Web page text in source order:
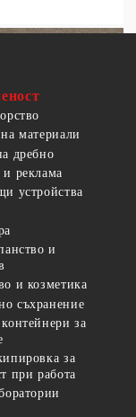
материали
дребно
реклама
устройства
и
и козметика
съхранение
за
за
при работа